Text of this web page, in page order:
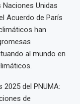
Unidas
Acuerdo de París
han
al mundo en
del PNUMA:
de